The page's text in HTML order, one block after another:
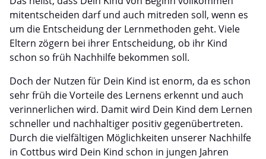
mitentscheiden darf und auch mitreden soll, wenn es
um die Entscheidung der Lernmethoden geht. Viele
Eltern zögern bei ihrer Entscheidung, ob ihr Kind
schon so früh Nachhilfe bekommen soll.
Doch der Nutzen für Dein Kind ist enorm, da es schon
sehr früh die Vorteile des Lernens erkennt und auch
verinnerlichen wird. Damit wird Dein Kind dem Lernen
schneller und nachhaltiger positiv gegenübertreten.
Durch die vielfältigen Möglichkeiten unserer Nachhilfe
in Cottbus wird Dein Kind schon in jungen Jahren